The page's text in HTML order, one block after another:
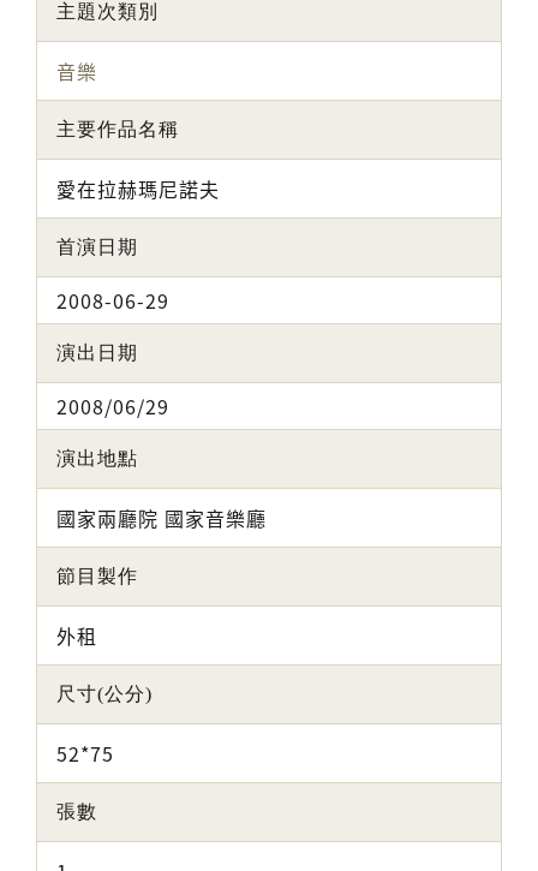
主題次類別
音樂
主要作品名稱
愛在拉赫瑪尼諾夫
首演日期
2008-06-29
演出日期
2008/06/29
演出地點
國家兩廳院 國家音樂廳
節目製作
外租
尺寸(公分)
52*75
張數